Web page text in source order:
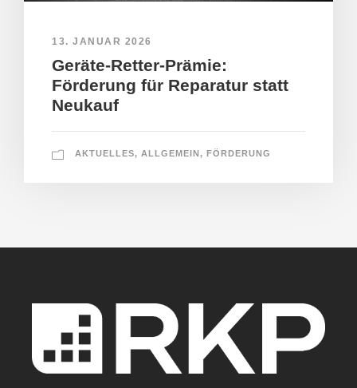
13. JANUAR 2026
Geräte-Retter-Prämie:
Förderung für Reparatur statt
Neukauf
AKTUELLES, ALLGEMEIN, FÖRDERUNG